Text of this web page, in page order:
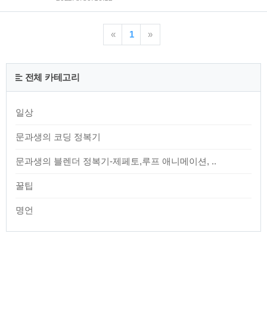
히 그거 안 한다고 해도 정말 엄청난 혜택이라고 볼 수 있다. 만
약 여러분 이 이 글을 2022년 8월31일 전에 본다면, 이러한 혜
최대 6개월로 구독 가능 2. 선착순 1만명 준비물 할인 쿠폰 증정
(3만 원 할인) 3.14일 무료 체험 기간 제공 ..
« 1 »
전체 카테고리
일상
문과생의 코딩 정복기
문과생의 블렌더 정복기-제페토,루프 애니메이션, ..
꿀팁
명언